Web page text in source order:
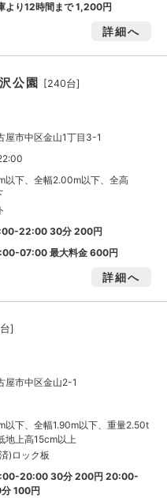
より12時間まで1,200円
詳細へ
公園 [240台]
屋市中区金山1丁目3-1
以下、全幅2.00m以下、全高
22:00 30分 200円
07:00 最大料金600円
詳細へ
]
屋市中区金山2-1
以下、全幅1.90m以下、重量2.50t
地上高15cm以上
)ロック板
20:00 30分 200円 20:00-
100円